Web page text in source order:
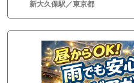
新大久保駅／東京都